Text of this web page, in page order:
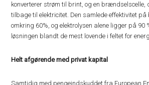
konverterer strøm til brint, og en brændselscelle,
tilbage til elektricitet. Den samlede effektivitet
omkring 60%, og elektrolysen alene ligger på 90
løsningen blandt de mest lovende i feltet for
Helt afgørende med privat kapital
Samtidig med pengeindskuddet fra European